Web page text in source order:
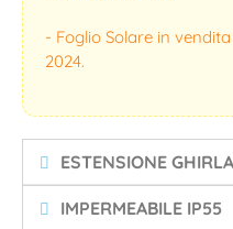
- Foglio Solare in
2024.
ESTENSIONE
IMPERMEABILE IP55